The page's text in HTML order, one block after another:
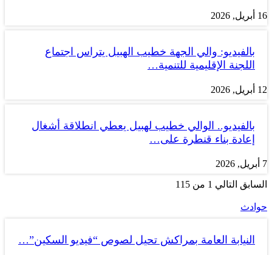
16 أبريل, 2026
بالفيديو: والي الجهة خطيب الهبيل يتراس اجتماع
اللجنة الإقليمية للتنمية…
12 أبريل, 2026
بالفيديو.. الوالي خطيب لهبيل يعطي انطلاقة أشغال
إعادة بناء قنطرة على…
7 أبريل, 2026
السابق التالي 1 من 115
حوادث
النيابة العامة بمراكش تحيل لصوص “فيديو السكين”…